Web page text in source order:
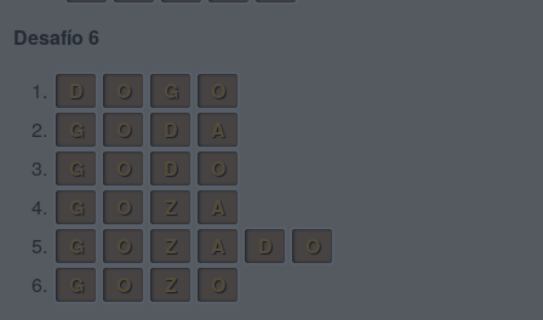
Desafío 6
1.
D O G
O
2.
G O D
A
3.
G O D
O
4.
G O Z
A
5.
G O Z A D
O
6.
G O Z
O